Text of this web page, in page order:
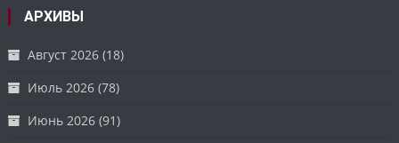
АРХИВЫ
Август 2026 (18)
Июль 2026 (78)
Июнь 2026 (91)